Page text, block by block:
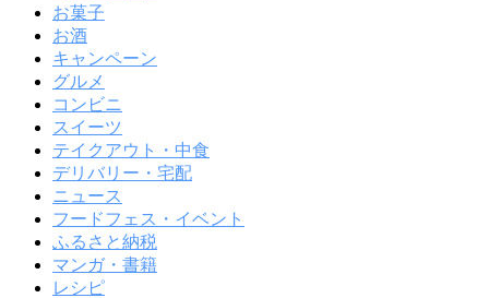
お菓子
お酒
キャンペーン
グルメ
コンビニ
スイーツ
テイクアウト・中食
デリバリー・宅配
ニュース
フードフェス・イベント
ふるさと納税
マンガ・書籍
レシピ